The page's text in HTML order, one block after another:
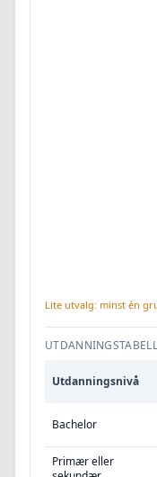
Lite utvalg: minst én
Utdanningsnivå
Bachelor
Primær eller